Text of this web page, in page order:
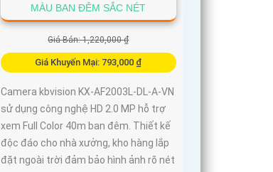
MÀU BAN ĐÊM SẮC NÉT
Giá Bán: 1,220,000 ₫
Giá Khuyến Mại: 793,000 ₫
Camera kbvision KX-AF2003L-DL-A-VN
sử dụng công nghệ HD 2.0 MP hỗ trợ
xem Full Color 40m ban đêm. Thiết kế
độc đáo cho nhà xưởng, kho hàng lắp
đặt ngoài trời đảm bảo hình ảnh rõ nét